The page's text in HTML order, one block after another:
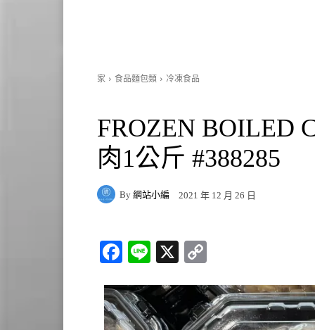
家 食品麵包類 冷凍食品
FROZEN BOILED
肉1公斤 #388285
By 網站小編 2021 年 12 月 26 日
Fa
bo
ok
Li
X
y
Li